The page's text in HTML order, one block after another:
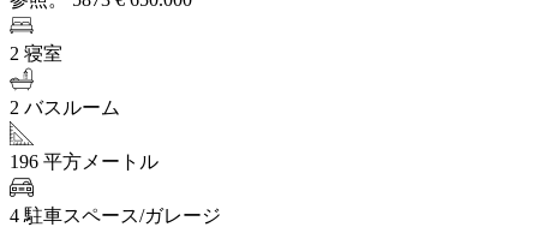
2 寝室
2 バスルーム
196 平方メートル
4 駐車スペース/ガレージ